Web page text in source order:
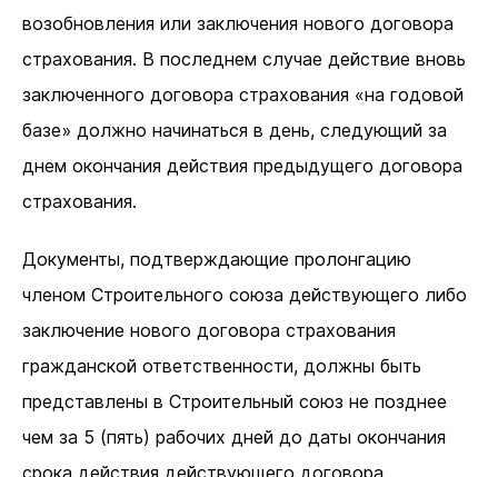
возобновления или заключения нового договора
страхования. В последнем случае действие вновь
заключенного договора страхования «на годовой
базе» должно начинаться в день, следующий за
днем окончания действия предыдущего договора
страхования.
Документы, подтверждающие пролонгацию
членом Строительного союза действующего либо
заключение нового договора страхования
гражданской ответственности, должны быть
представлены в Строительный союз не позднее
чем за 5 (пять) рабочих дней до даты окончания
срока действия действующего договора